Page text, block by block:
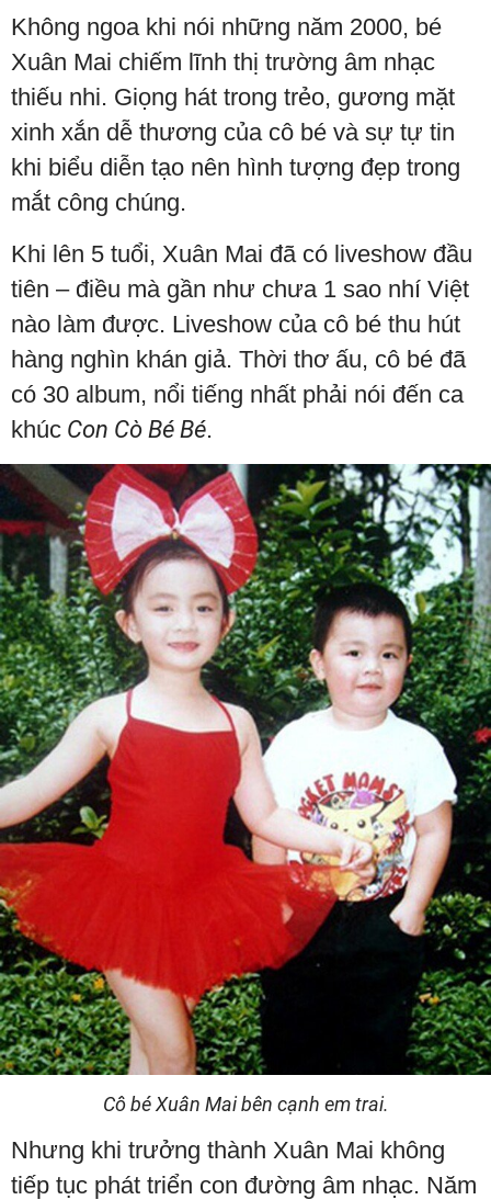
Không ngoa khi nói những năm 2000, bé
Xuân Mai chiếm lĩnh thị trường âm nhạc
thiếu nhi. Giọng hát trong trẻo, gương mặt
xinh xắn dễ thương của cô bé và sự tự tin
khi biểu diễn tạo nên hình tượng đẹp trong
mắt công chúng.
Khi lên 5 tuổi, Xuân Mai đã có liveshow đầu
tiên – điều mà gần như chưa 1 sao nhí Việt
nào làm được. Liveshow của cô bé thu hút
hàng nghìn khán giả. Thời thơ ấu, cô bé đã
có 30 album, nổi tiếng nhất phải nói đến ca
khúc Con Cò Bé Bé.
Cô bé Xuân Mai bên cạnh em trai.
Nhưng khi trưởng thành Xuân Mai không
tiếp tục phát triển con đường âm nhạc. Năm